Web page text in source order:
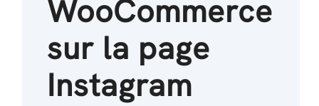
WooCommerce
sur la page
Instagram